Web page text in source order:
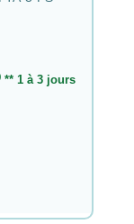
** 1 à 3 jours